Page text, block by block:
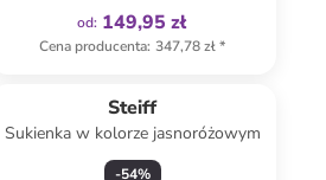
od: 149,95 zł
Cena producenta: 347,78 zł*
Steiff
Sukienka w kolorze jasnoróżowym
-54%